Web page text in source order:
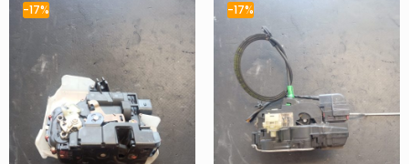
-17% -17%